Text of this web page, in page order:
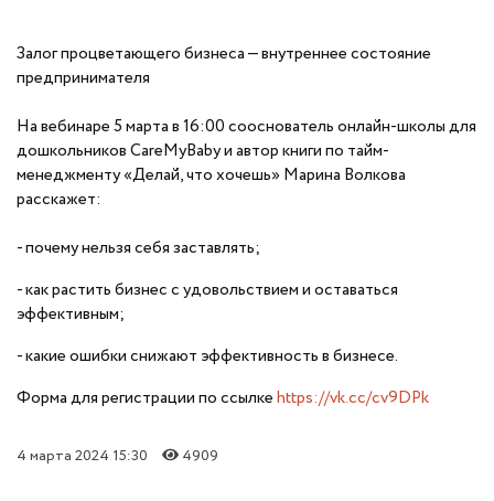
Залог процветающего бизнеса — внутреннее состояние
предпринимателя
На вебинаре 5 марта в 16:00 сооснователь онлайн-школы для
дошкольников CareMyBaby и автор книги по тайм-
менеджменту «Делай, что хочешь» Марина Волкова
расскажет:
- почему нельзя себя заставлять;
- как растить бизнес с удовольствием и оставаться
эффективным;
- какие ошибки снижают эффективность в бизнесе.
Форма для регистрации по ссылкеhttps://vk.cc/cv9DPk
4 марта 2024 15:30 4909